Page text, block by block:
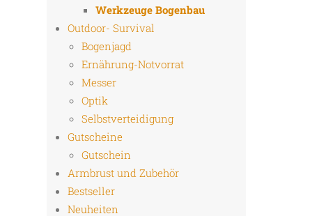
Werkzeuge Bogenbau
Outdoor- Survival
Bogenjagd
Ernährung-Notvorrat
Messer
Optik
Selbstverteidigung
Gutscheine
Gutschein
Armbrust und Zubehör
Bestseller
Neuheiten